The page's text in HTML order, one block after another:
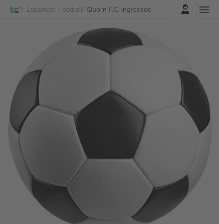
Esportes Football Quorn F.C. Ingressos
Entrar